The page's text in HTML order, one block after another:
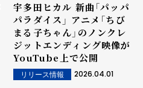
宇多田ヒカル 新曲「パッパ
パラダイス」 アニメ「ちび
まる子ちゃん」のノンクレ
ジットエンディング映像が
YouTube上で公開
リリース情報 2026.04.01